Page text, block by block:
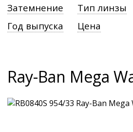
Затемнение
Тип линзы
Год выпуска
Цена
Ray-Ban Mega